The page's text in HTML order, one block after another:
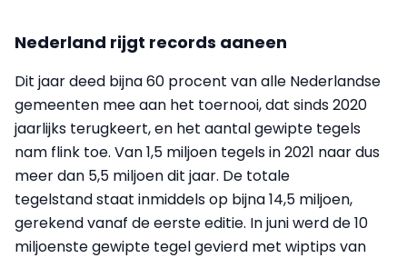
Nederland rijgt records aaneen
Dit jaar deed bijna 60 procent van alle Nederlandse
gemeenten mee aan het toernooi, dat sinds 2020
jaarlijks terugkeert, en het aantal gewipte tegels
nam flink toe. Van 1,5 miljoen tegels in 2021 naar dus
meer dan 5,5 miljoen dit jaar. De totale
tegelstand staat inmiddels op bijna 14,5 miljoen,
gerekend vanaf de eerste editie. In juni werd de 10
miljoenste gewipte tegel gevierd met wiptips van